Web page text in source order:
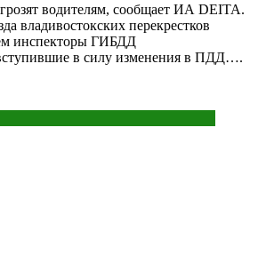
водителям, сообщает ИА DEITA.
владивостокских перекрестков
инспекторы ГИБДД
в силу изменения в ПДД….